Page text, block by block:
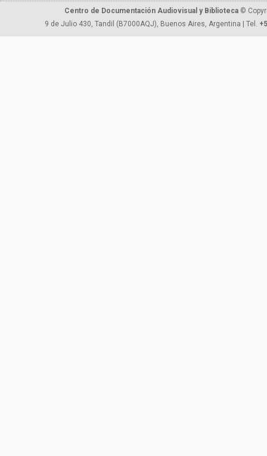
Centro de Documentación Audiovisual y Biblioteca ©
9 de Julio 430, Tandil (B7000AQJ), Buenos Aires, Argentina | Tel.